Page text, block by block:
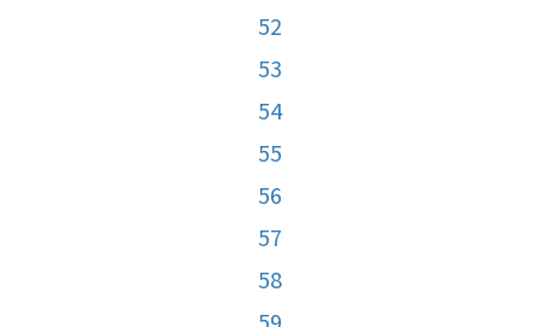
52
53
54
55
56
57
58